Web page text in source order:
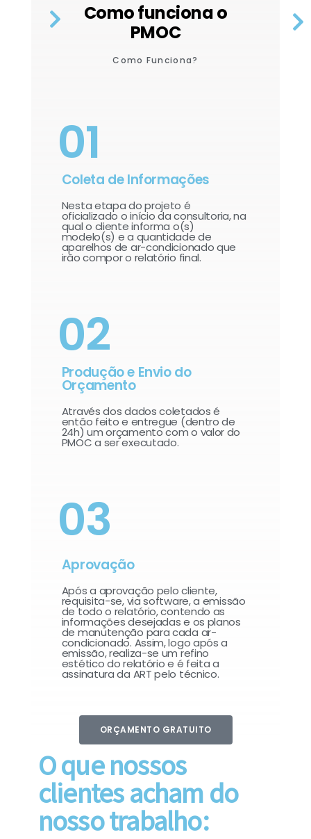
Como funciona o
PMOC
Como Funciona?
01
Coleta de Informações
Nesta etapa do projeto é
oficializado o início da consultoria, na
qual o cliente informa o(s)
modelo(s) e a quantidade de
aparelhos de ar-condicionado que
irão compor o relatório final.​
02
Produção e Envio do
Orçamento
Através dos dados coletados é
então feito e entregue (dentro de
24h) um orçamento com o valor do
PMOC a ser executado.
03
Aprovação
Após a aprovação pelo cliente,
requisita-se, via software, a emissão
de todo o relatório, contendo as
informações desejadas e os planos
de manutenção para cada ar-
condicionado. Assim, logo após a
emissão, realiza-se um refino
estético do relatório e é feita a
assinatura da ART pelo técnico.
ORÇAMENTO GRATUITO
O que nossos
clientes acham do
nosso trabalho: